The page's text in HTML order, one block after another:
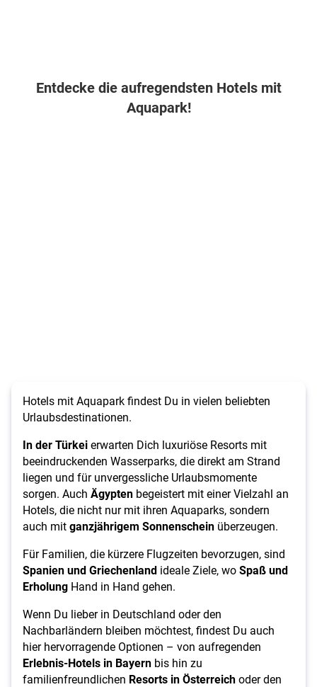
Entdecke die aufregendsten Hotels mit
Aquapark!
Hotels mit Aquapark findest Du in vielen beliebten
Urlaubsdestinationen.
In der Türkeierwarten Dich luxuriöse Resorts mit
beeindruckenden Wasserparks, die direkt am Strand
liegen und für unvergessliche Urlaubsmomente
sorgen. Auch Ägypten begeistert mit einer Vielzahl an
Hotels, die nicht nur mit ihren Aquaparks, sondern
auch mitganzjährigem Sonnenschein überzeugen.
Für Familien, die kürzere Flugzeiten bevorzugen, sind
Spanien und Griechenland ideale Ziele, woSpaß und
Erholung Hand in Hand gehen.
Wenn Du lieber in Deutschland oder den
Nachbarländern bleiben möchtest, findest Du auch
hier hervorragende Optionen – von aufregenden
Erlebnis-Hotels in Bayern bis hin zu
familienfreundlichen Resorts in Österreichoder den